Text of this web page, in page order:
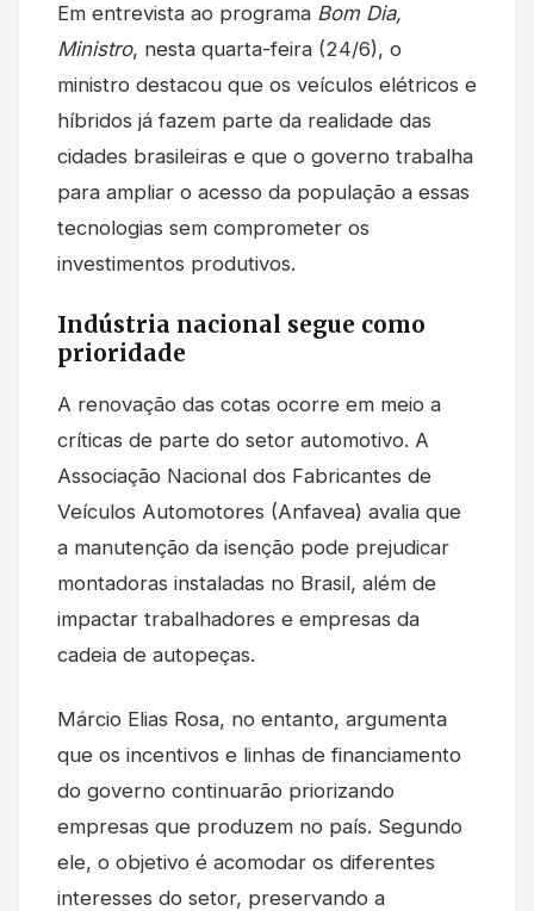
Em entrevista ao programa Bom Dia,
Ministro, nesta quarta-feira (24/6), o
ministro destacou que os veículos elétricos e
híbridos já fazem parte da realidade das
cidades brasileiras e que o governo trabalha
para ampliar o acesso da população a essas
tecnologias sem comprometer os
investimentos produtivos.
Indústria nacional segue como
prioridade
A renovação das cotas ocorre em meio a
críticas de parte do setor automotivo. A
Associação Nacional dos Fabricantes de
Veículos Automotores (Anfavea) avalia que
a manutenção da isenção pode prejudicar
montadoras instaladas no Brasil, além de
impactar trabalhadores e empresas da
cadeia de autopeças.
Márcio Elias Rosa, no entanto, argumenta
que os incentivos e linhas de financiamento
do governo continuarão priorizando
empresas que produzem no país. Segundo
ele, o objetivo é acomodar os diferentes
interesses do setor, preservando a